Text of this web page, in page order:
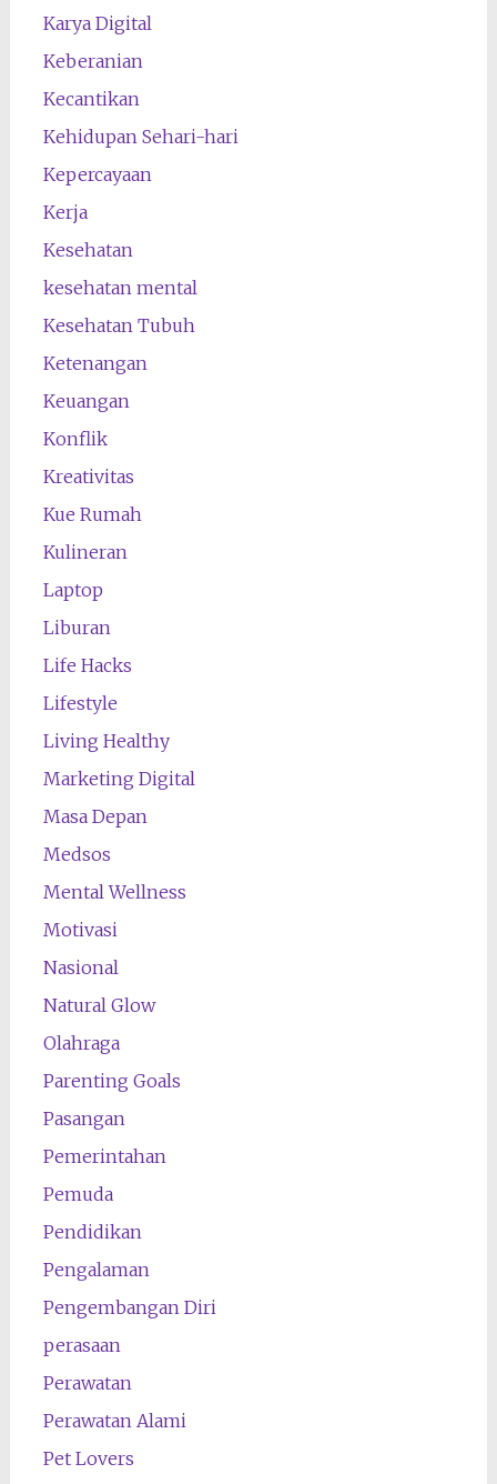
Karya Digital
Keberanian
Kecantikan
Kehidupan Sehari-hari
Kepercayaan
Kerja
Kesehatan
kesehatan mental
Kesehatan Tubuh
Ketenangan
Keuangan
Konflik
Kreativitas
Kue Rumah
Kulineran
Laptop
Liburan
Life Hacks
Lifestyle
Living Healthy
Marketing Digital
Masa Depan
Medsos
Mental Wellness
Motivasi
Nasional
Natural Glow
Olahraga
Parenting Goals
Pasangan
Pemerintahan
Pemuda
Pendidikan
Pengalaman
Pengembangan Diri
perasaan
Perawatan
Perawatan Alami
Pet Lovers